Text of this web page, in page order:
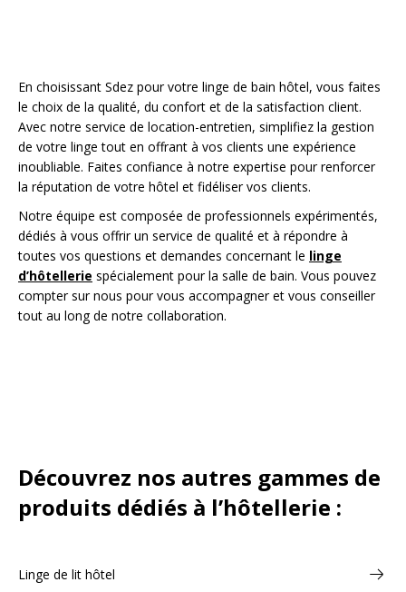
En choisissant Sdez pour votre linge de bain hôtel, vous faites
le choix de la qualité, du confort et de la satisfaction client.
Avec notre service de location-entretien, simplifiez la gestion
de votre linge tout en offrant à vos clients une expérience
inoubliable. Faites confiance à notre expertise pour renforcer
la réputation de votre hôtel et fidéliser vos clients.
Notre équipe est composée de professionnels expérimentés,
dédiés à vous offrir un service de qualité et à répondre à
toutes vos questions et demandes concernant le linge
d’hôtellerie spécialement pour la salle de bain. Vous pouvez
compter sur nous pour vous accompagner et vous conseiller
tout au long de notre collaboration.
Découvrez nos autres gammes de
produits dédiés à l’hôtellerie :
Linge de lit hôtel